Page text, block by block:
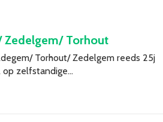
Zedelgem/ Torhout
Torhout/ Zedelgem reeds 25j
op zelfstandige…